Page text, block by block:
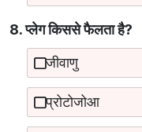
8. प्लेग किससे फैलता है?
जीवाणु
प्रोटोजोआ